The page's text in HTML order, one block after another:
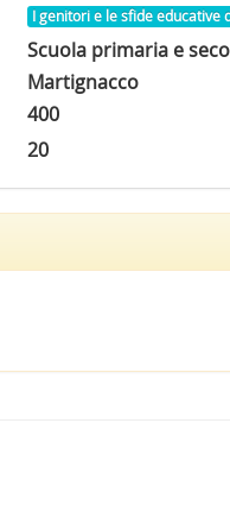
I genitori e le sfide educative
Scuola primaria e
Martignacco
400
20